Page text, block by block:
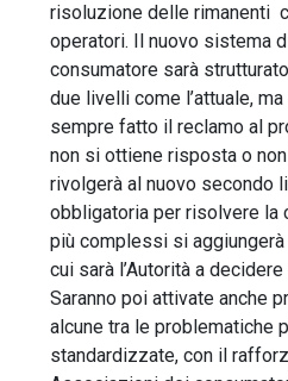
risoluzione delle rimanenti
operatori. Il nuovo sistema
consumatore sarà
due livelli come l’attuale,
sempre fatto il reclamo al
non si ottiene risposta o
rivolgerà al nuovo secondo
obbligatoria per risolvere la
più complessi si
cui sarà l’Autorità a
Saranno poi attivate anche
alcune tra le problematiche
standardizzate, con il